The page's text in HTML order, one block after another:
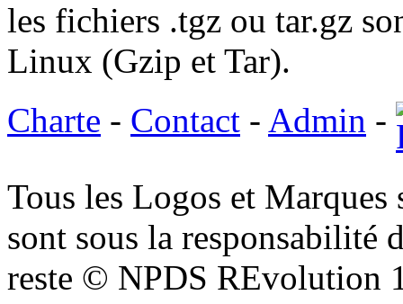
les fichiers .tgz ou tar.gz
Linux (Gzip et Tar).
Charte - Contact - Admin -
Tous les Logos et Marques
sont sous la responsabilité
reste © NPDS REvolution